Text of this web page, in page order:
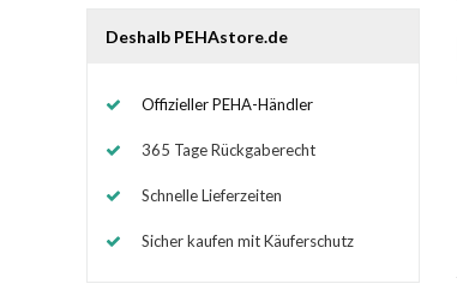
Deshalb PEHAstore.de
Offizieller PEHA-Händler
365 Tage Rückgaberecht
Schnelle Lieferzeiten
Sicher kaufen mit Käuferschutz